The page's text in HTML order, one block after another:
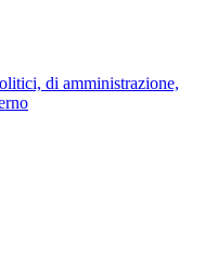
di amministrazione,